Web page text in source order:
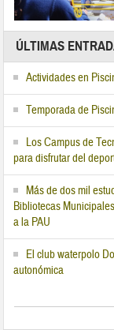
ÚLTIMAS
Actividades en
Temporada de
Los Campus de
para disfrutar del
Más de dos mil
Bibliotecas
a la PAU
El club waterpolo
autonómica